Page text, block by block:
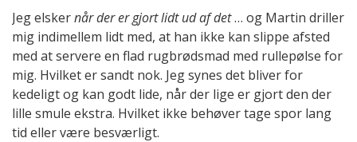
Jeg elskernår der er gjort lidt ud af det… og Martin driller
mig indimellem lidt med, at han ikke kan slippe afsted
med at servere en flad rugbrødsmad med rullepølse for
mig. Hvilket er sandt nok. Jeg synes det bliver for
kedeligt og kan godt lide, når der lige er gjort den der
lille smule ekstra. Hvilket ikke behøver tage spor lang
tid eller være besværligt.